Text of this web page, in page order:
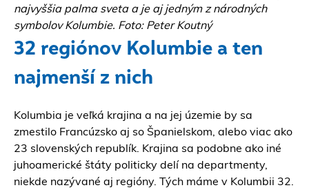
najvyššia palma sveta a je aj jedným z národných
symbolov Kolumbie. Foto: Peter Koutný
32 regiónov Kolumbie a ten
najmenší z nich
Kolumbia je veľká krajina a na jej územie by sa
zmestilo Francúzsko aj so Španielskom, alebo viac ako
23 slovenských republík. Krajina sa podobne ako iné
juhoamerické štáty politicky delí na departmenty,
niekde nazývané aj regióny. Tých máme v Kolumbii 32.